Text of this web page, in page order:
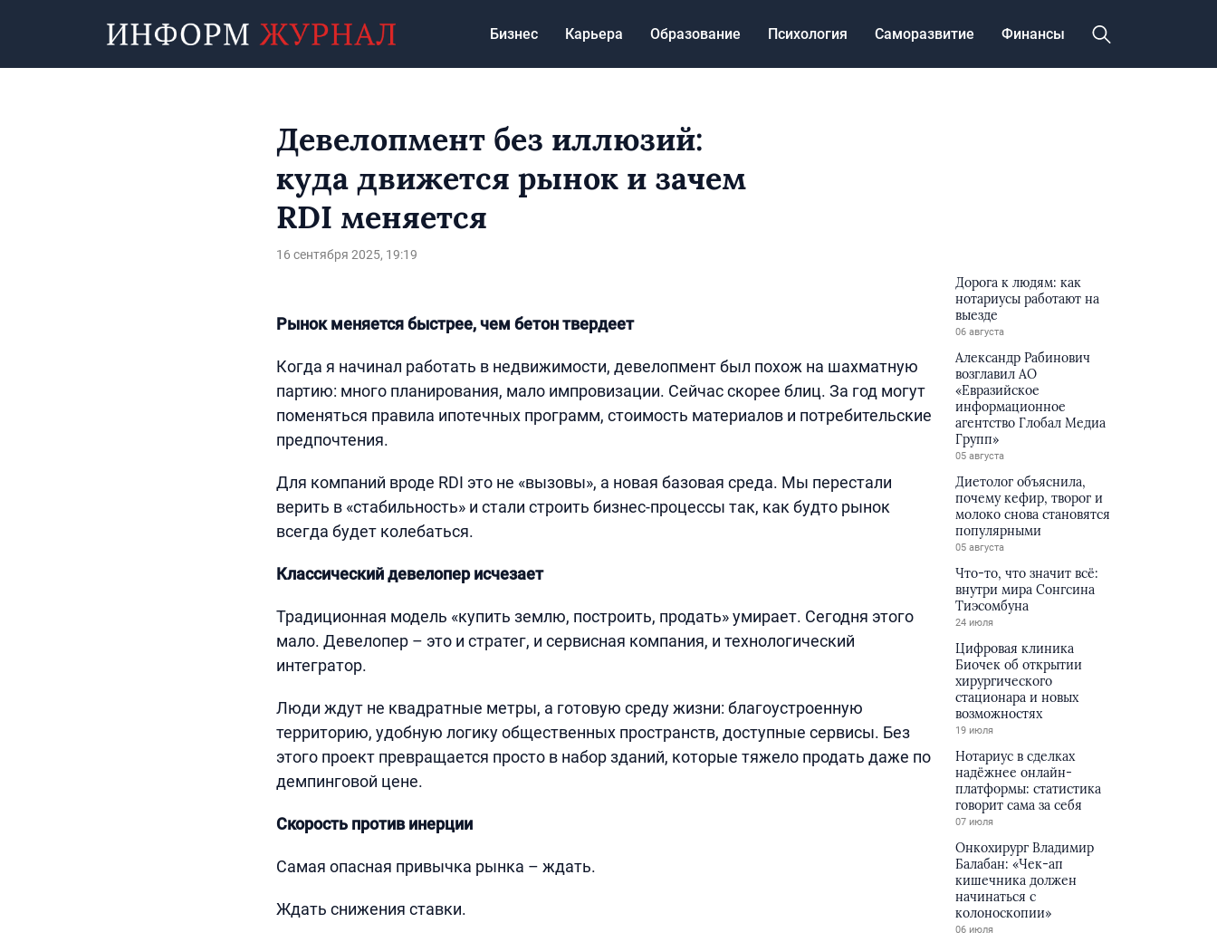
Бизнес Карьера Образование Психология Саморазвитие Финансы
Девелопмент без иллюзий:
куда движется рынок и зачем
RDI меняется
16 сентября 2025, 19:19
Рынок меняется быстрее, чем бетон твердеет
Когда я начинал работать в недвижимости, девелопмент был похож на шахматную
партию: много планирования, мало импровизации. Сейчас скорее блиц. За год могут
поменяться правила ипотечных программ, стоимость материалов и потребительские
предпочтения.
Для компаний вроде RDI это не «вызовы», а новая базовая среда. Мы перестали
верить в «стабильность» и стали строить бизнес-процессы так, как будто рынок
всегда будет колебаться.
Классический девелопер исчезает
Традиционная модель «купить землю, построить, продать» умирает. Сегодня этого
мало. Девелопер – это и стратег, и сервисная компания, и технологический
интегратор.
Люди ждут не квадратные метры, а готовую среду жизни: благоустроенную
территорию, удобную логику общественных пространств, доступные сервисы. Без
этого проект превращается просто в набор зданий, которые тяжело продать даже по
демпинговой цене.
Скорость против инерции
Самая опасная привычка рынка – ждать.
Ждать снижения ставки.
Дорога к людям: как
нотариусы работают на
выезде
06 августа
Александр Рабинович
возглавил АО
«Евразийское
информационное
агентство Глобал Медиа
Групп»
05 августа
Диетолог объяснила,
почему кефир, творог и
молоко снова становятся
популярными
05 августа
Что-то, что значит всё:
внутри мира Сонгсина
Тиэсомбуна
24 июля
Цифровая клиника
Биочек об открытии
хирургического
стационара и новых
возможностях
19 июля
Нотариус в сделках
надёжнее онлайн-
платформы: статистика
говорит сама за себя
07 июля
Онкохирург Владимир
Балабан: «Чек-ап
кишечника должен
начинаться с
колоноскопии»
06 июля